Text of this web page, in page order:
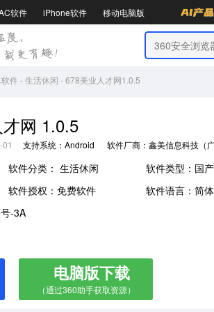
软件 iPhone软件 移动电脑版
件-生活休闲 -678美业人才网1.0.5
网 1.0.5
支持系统：Android 软件厂商：鑫美信息科技（
软件分类： 生活休闲
软件类型：国
软件授权：免费软件
软件语言：简体
-3A
电脑版下载
（通过360助手获取资源）